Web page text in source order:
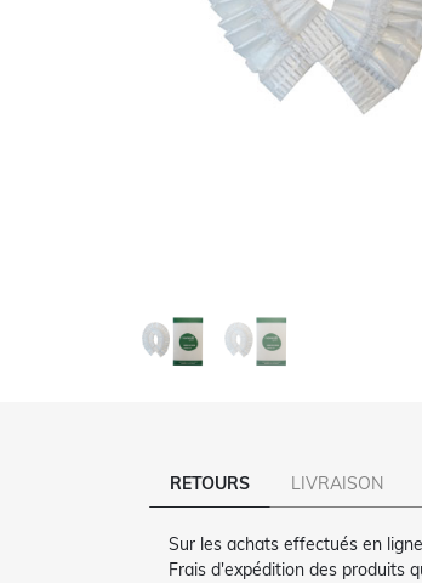
RETOURS LIVRAISON
Sur les achats effectués en
Frais d'expédition des produits